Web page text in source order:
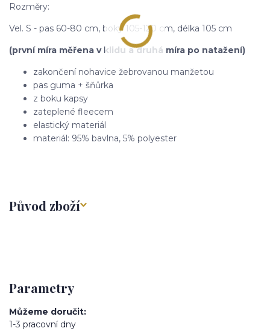
Rozměry:
Vel. S - pas 60-80 cm, boky 105-120 cm, délka 105 cm
(první míra měřena v klidu a druhá míra po natažení)
zakončení nohavice žebrovanou manžetou
pas guma + šňůrka
z boku kapsy
zateplené fleecem
elastický materiál
materiál: 95% bavlna, 5% polyester
Původ zboží
Parametry
Můžeme doručit
1-3 pracovní dny